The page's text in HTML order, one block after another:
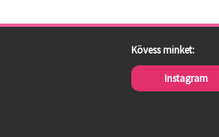
Kövess minket:
Instagram